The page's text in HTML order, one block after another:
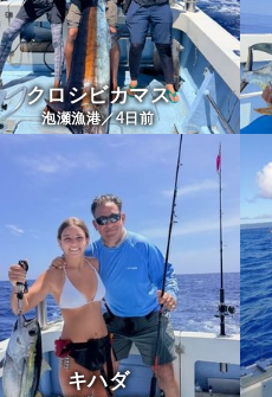
クロシビカマス
泡瀬漁港／4日前
キハダ